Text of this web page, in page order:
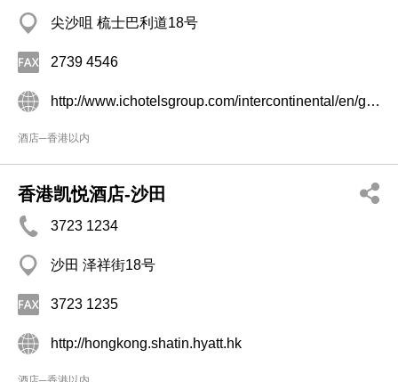
尖沙咀 梳士巴利道18号
2739 4546
http://www.ichotelsgroup.com/intercontinental/en/gb/locations/overview/hongkong
酒店─香港以内
香港凯悦酒店-沙田
3723 1234
沙田 泽祥街18号
3723 1235
http://hongkong.shatin.hyatt.hk